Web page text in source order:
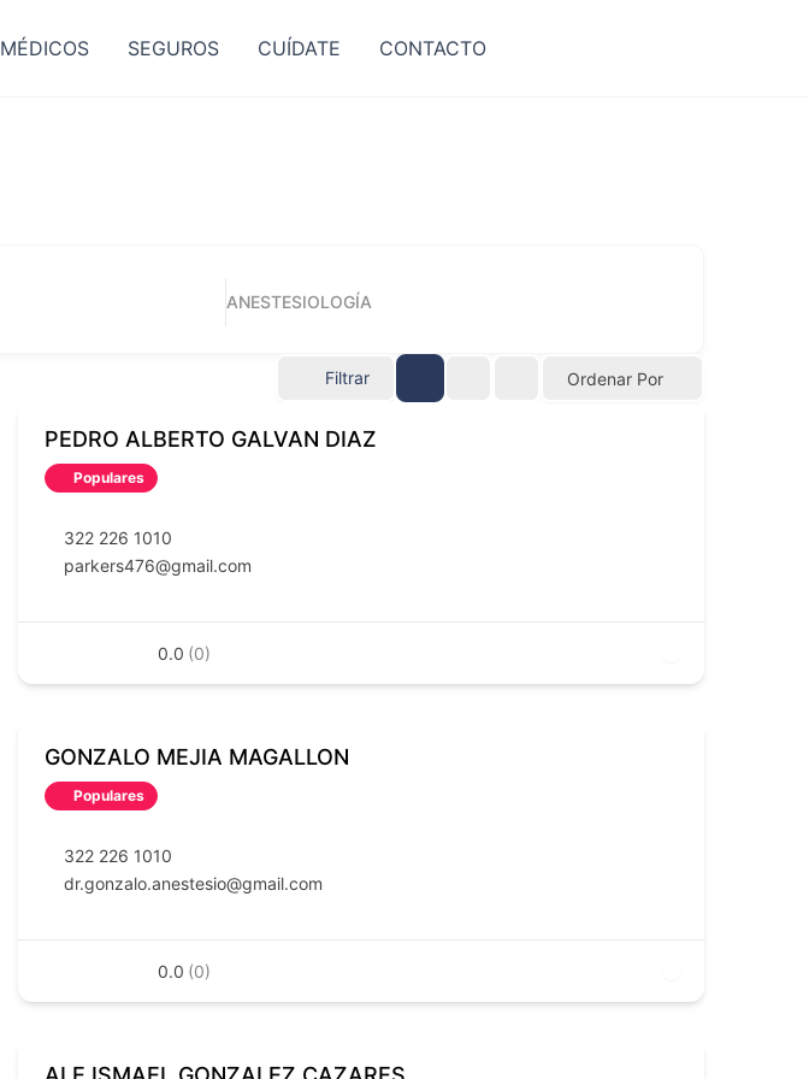
MÉDICOS SEGUROS CUÍDATE CONTACTO
ANESTESIOLOGÍA
Filtrar Ordenar Por
PEDRO ALBERTO GALVAN DIAZ
Populares
322 226 1010
parkers476@gmail.com
0.0 (0)
GONZALO MEJIA MAGALLON
Populares
322 226 1010
dr.gonzalo.anestesio@gmail.com
0.0 (0)